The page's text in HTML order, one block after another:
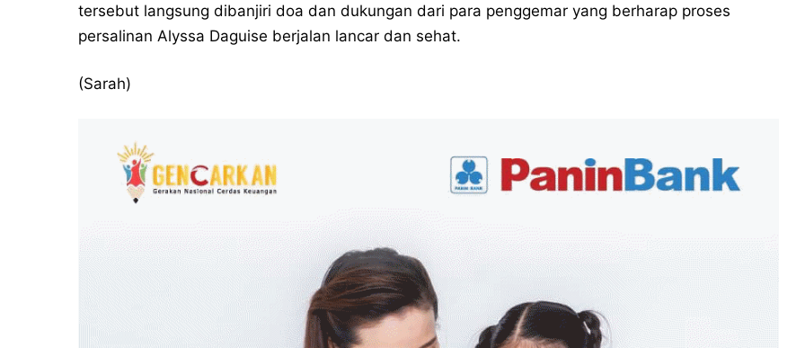
tersebut langsung dibanjiri doa dan dukungan dari para penggemar yang berharap proses
persalinan Alyssa Daguise berjalan lancar dan sehat.
(Sarah)